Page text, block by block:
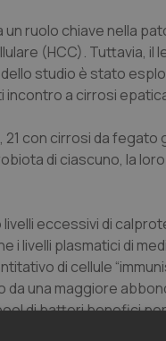
ruolo chiave nella
(HCC). Tuttavia,
studio è stato
a cirrosi
con cirrosi da
di ciascuno, la
eccessivi di
i livelli plasmatici di
di cellule
una maggiore
di batteri benefici